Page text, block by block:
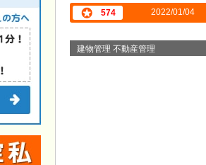
574 2022/01/04
建物管理 不動産管理